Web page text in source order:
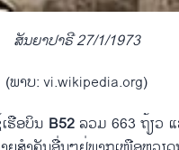
ສັນຍາ​ປາຣີ ​27/1/1973​
(ພາບ: vi.wikipedia.org)
ຮືອບິນ B52ລວມ 663 ​ຖ້ຽວ